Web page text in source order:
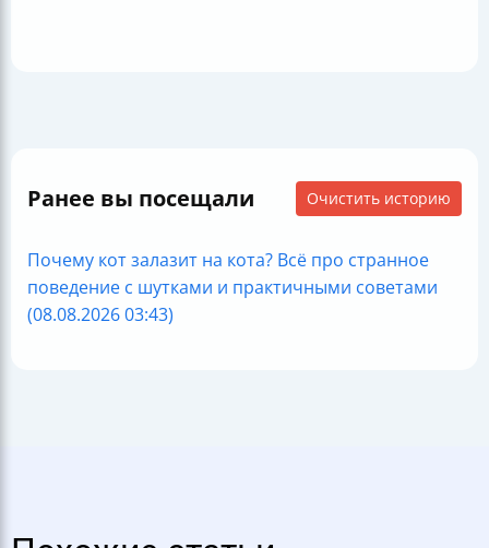
Ранее вы посещали Очистить историю
Почему кот залазит на кота? Всё про странное
поведение с шутками и практичными советами
(08.08.2026 03:43)